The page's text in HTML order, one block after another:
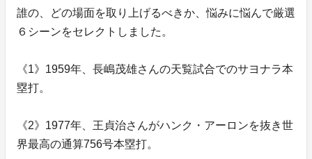
誰の、どの場面を取り上げるべきか、悩みに悩んで厳選
６シーンをセレクトしました。
《1》1959年、長嶋茂雄さんの天覧試合でのサヨナラ本
塁打。
《2》1977年、王貞治さんがハンク・アーロンを抜き世
界最高の通算756号本塁打。